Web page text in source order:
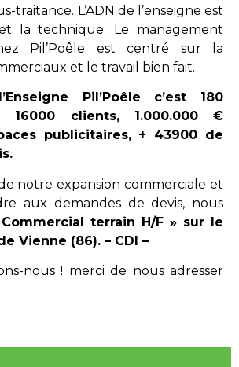
traitance. L’ADN de l’enseigne est
la technique. Le management
Pil’Poêle est centré sur la
et le travail bien fait.
Pil’Poêle c’est 180
16000 clients, 1.000.000 €
publicitaires, + 43900 de
notre expansion commerciale et
aux demandes de devis, nous
Commercial terrain H/F » sur le
Vienne (86). – CDI –
nous ! merci de nous adresser